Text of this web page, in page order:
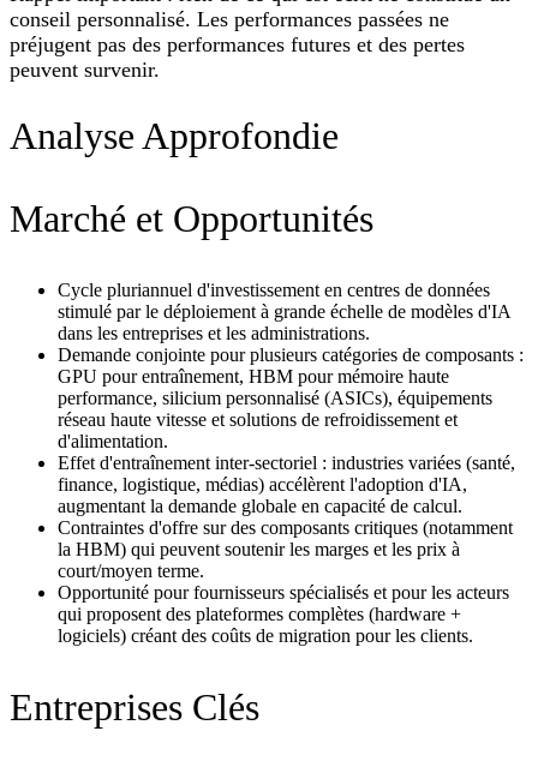
conseil personnalisé. Les performances passées ne
préjugent pas des performances futures et des pertes
peuvent survenir.
Analyse Approfondie
Marché et Opportunités
Cycle pluriannuel d'investissement en centres de données
stimulé par le déploiement à grande échelle de modèles d'IA
dans les entreprises et les administrations.
Demande conjointe pour plusieurs catégories de composants :
GPU pour entraînement, HBM pour mémoire haute
performance, silicium personnalisé (ASICs), équipements
réseau haute vitesse et solutions de refroidissement et
d'alimentation.
Effet d'entraînement inter‑sectoriel : industries variées (santé,
finance, logistique, médias) accélèrent l'adoption d'IA,
augmentant la demande globale en capacité de calcul.
Contraintes d'offre sur des composants critiques (notamment
la HBM) qui peuvent soutenir les marges et les prix à
court/moyen terme.
Opportunité pour fournisseurs spécialisés et pour les acteurs
qui proposent des plateformes complètes (hardware +
logiciels) créant des coûts de migration pour les clients.
Entreprises Clés